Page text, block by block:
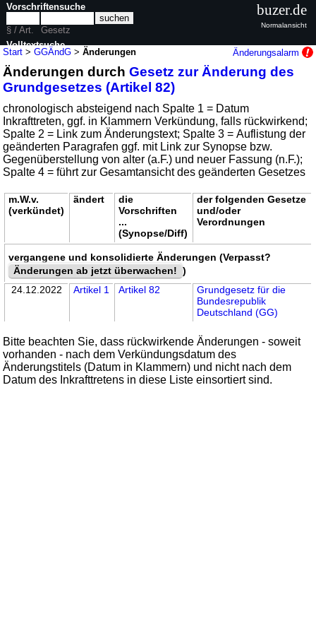
Start >GGÄndG >Änderungen Änderungsalarm
Änderungen durchGesetz zur Änderung des
Grundgesetzes (Artikel 82)
chronologisch absteigend nach Spalte 1 = Datum
Inkrafttreten, ggf. in Klammern Verkündung, falls rückwirkend;
Spalte 2 = Link zum Änderungstext; Spalte 3 = Auflistung der
geänderten Paragrafen ggf. mit Link zur Synopse bzw.
Gegenüberstellung von alter (a.F.) und neuer Fassung (n.F.);
Spalte 4 = führt zur Gesamtansicht des geänderten Gesetzes
m.W.v.
(verkündet)
ändert
die
Vorschriften
...
(Synopse/Diff)
der folgenden Gesetze
und/oder
Verordnungen
vergangene und konsolidierte Änderungen (Verpasst?
Änderungen ab jetzt überwachen! )
24.12.2022
Artikel 1 Artikel 82
Grundgesetz für die
Bundesrepublik
Deutschland (GG)
Bitte beachten Sie, dass rückwirkende Änderungen - soweit
vorhanden - nach dem Verkündungsdatum des
Änderungstitels (Datum in Klammern) und nicht nach dem
Datum des Inkrafttretens in diese Liste einsortiert sind.
Vorschriftensuche
§ / Art.
Gesetz
Volltextsuche
nur in GGÄndG
buzer.de
Normalansicht